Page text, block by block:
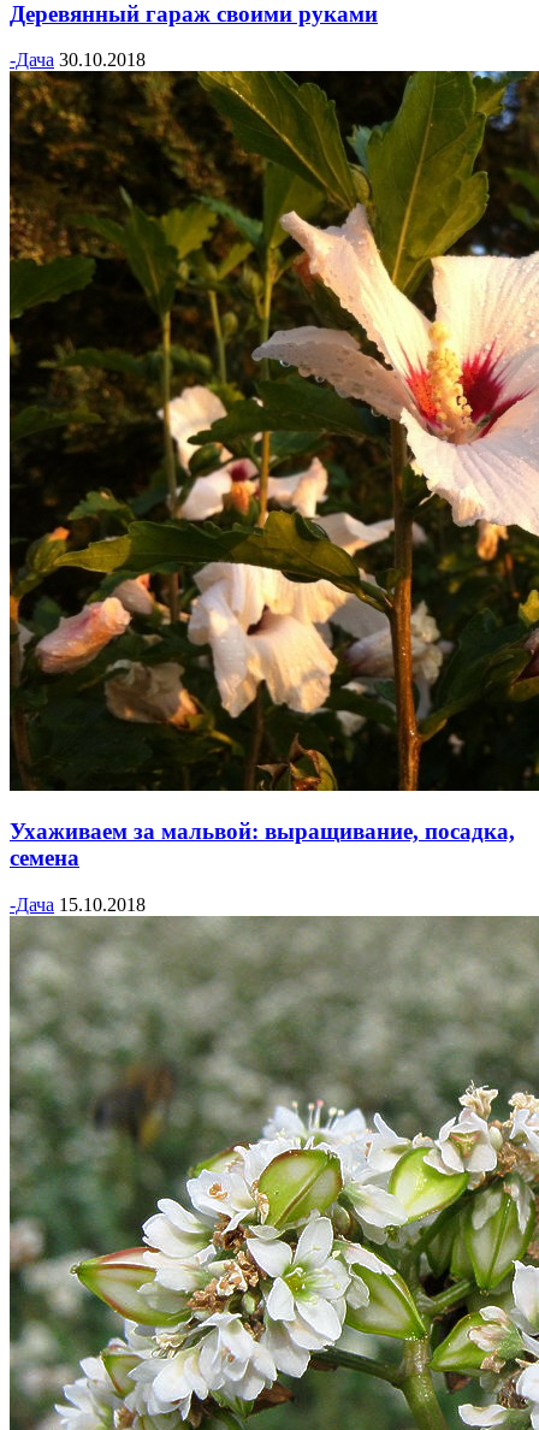
Деревянный гараж своими руками
-Дача 30.10.2018
Ухаживаем за мальвой: выращивание, посадка,
семена
-Дача 15.10.2018